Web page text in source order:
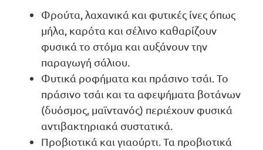
Φρούτα, λαχανικά και φυτικές ίνες όπως
μήλα, καρότα και σέλινο καθαρίζουν
φυσικά το στόμα και αυξάνουν την
παραγωγή σάλιου.
Φυτικά ροφήματα και πράσινο τσάι. Το
πράσινο τσάι και τα αφεψήματα βοτάνων
(δυόσμος, μαϊντανός) περιέχουν φυσικά
αντιβακτηριακά συστατικά.
Προβιοτικά και γιαούρτι. Τα προβιοτικά